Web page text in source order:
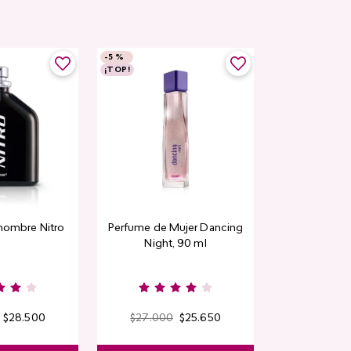
Nitro
$28.500
-5 %
¡TOP!
Perfume de Mujer Dancing
Night, 90 ml
$27.000 $25.650